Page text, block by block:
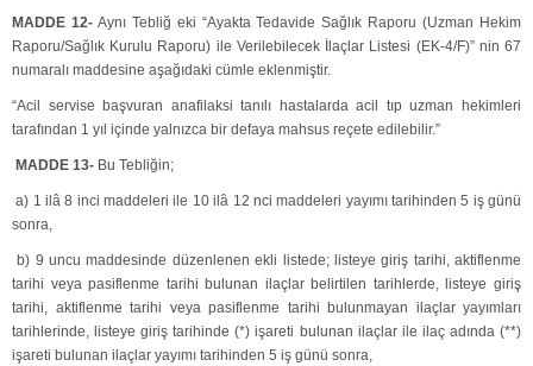
MADDE 12-Aynı Tebliğ eki “Ayakta Tedavide Sağlık Raporu (Uzman Hekim
Raporu/Sağlık Kurulu Raporu) ile Verilebilecek İlaçlar Listesi (EK-4/F)” nin 67
numaralı maddesine aşağıdaki cümle eklenmiştir.
“Acil servise başvuran anafilaksi tanılı hastalarda acil tıp uzman hekimleri
tarafından 1 yıl içinde yalnızca bir defaya mahsus reçete edilebilir.”
MADDE 13- Bu Tebliğin;
a) 1 ilâ 8 inci maddeleri ile 10 ilâ 12 nci maddeleri yayımı tarihinden 5 iş günü
sonra,
b) 9 uncu maddesinde düzenlenen ekli listede; listeye giriş tarihi, aktiflenme
tarihi veya pasiflenme tarihi bulunan ilaçlar belirtilen tarihlerde, listeye giriş
tarihi, aktiflenme tarihi veya pasiflenme tarihi bulunmayan ilaçlar yayımları
tarihlerinde, listeye giriş tarihinde (*) işareti bulunan ilaçlar ile ilaç adında (**)
işareti bulunan ilaçlar yayımı tarihinden 5 iş günü sonra,